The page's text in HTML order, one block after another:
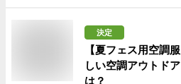
決定
【夏フェス用空調
しい空調アウトド
は？